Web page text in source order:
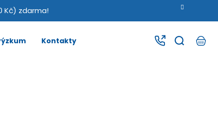
Kč) zdarma!
Kontakty